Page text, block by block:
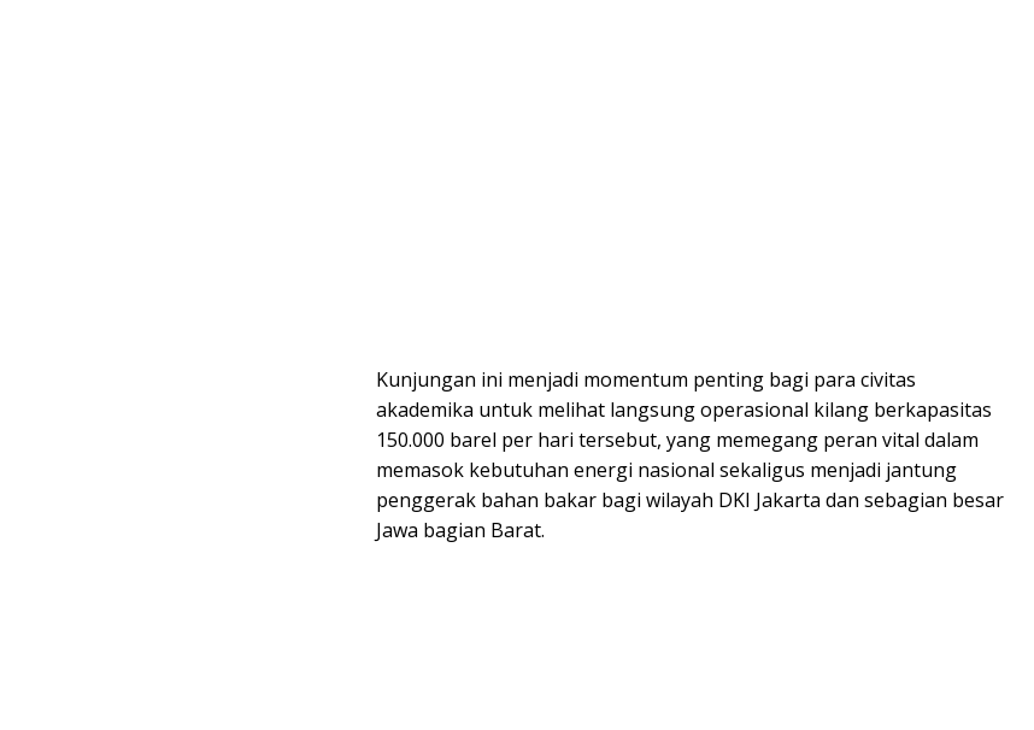
Kunjungan ini menjadi momentum penting bagi para civitas
akademika untuk melihat langsung operasional kilang berkapasitas
150.000 barel per hari tersebut, yang memegang peran vital dalam
memasok kebutuhan energi nasional sekaligus menjadi jantung
penggerak bahan bakar bagi wilayah DKI Jakarta dan sebagian besar
Jawa bagian Barat.